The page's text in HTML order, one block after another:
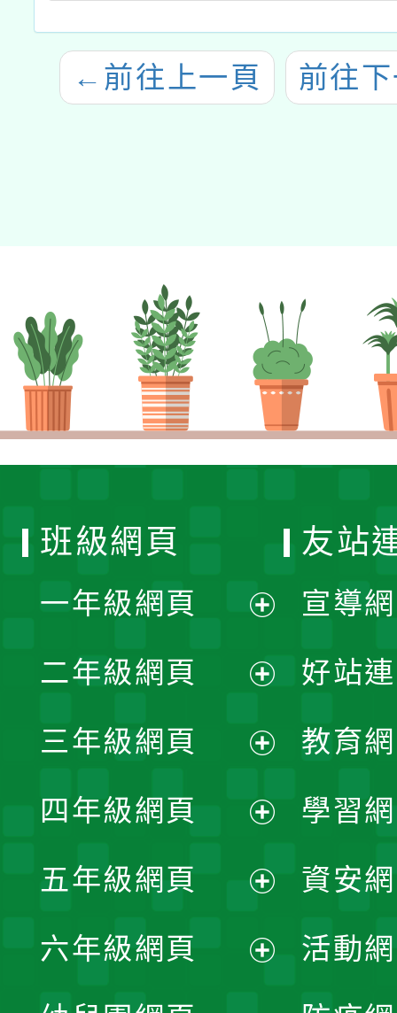
← 前往上一頁 前往
班級網頁
一年級網頁
開
選
單
二年級網頁
開
選
單
三年級網頁
開
選
單
四年級網頁
開
選
五年級網頁
開
六年級網頁
友站
宣導
好站
教育
學習
資安
活動